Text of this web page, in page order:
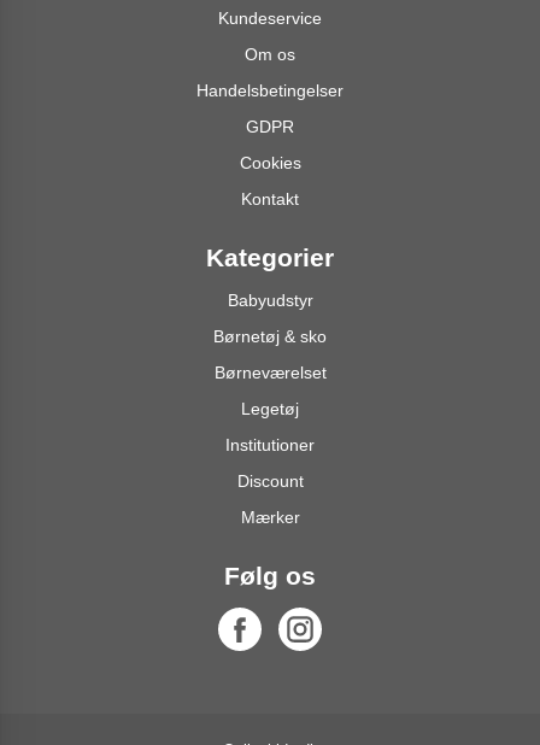
Kundeservice
Om os
Handelsbetingelser
GDPR
Cookies
Kontakt
Kategorier
Babyudstyr
Børnetøj & sko
Børneværelset
Legetøj
Institutioner
Discount
Mærker
Følg os